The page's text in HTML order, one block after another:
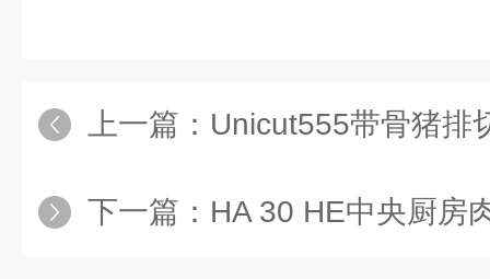
上一篇： Unicut555带骨猪排
下一篇： HA 30 HE中央厨房